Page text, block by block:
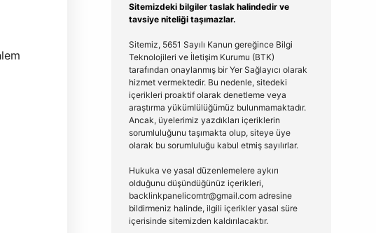
Sitemizdeki bilgiler taslak halindedir ve
tavsiye niteliği taşımazlar.
Sitemiz, 5651 Sayılı Kanun gereğince Bilgi
Teknolojileri ve İletişim Kurumu (BTK)
tarafından onaylanmış bir Yer Sağlayıcı olarak
hizmet vermektedir. Bu nedenle, sitedeki
içerikleri proaktif olarak denetleme veya
araştırma yükümlülüğümüz bulunmamaktadır.
Ancak, üyelerimiz yazdıkları içeriklerin
sorumluluğunu taşımakta olup, siteye üye
olarak bu sorumluluğu kabul etmiş sayılırlar.
Hukuka ve yasal düzenlemelere aykırı
olduğunu düşündüğünüz içerikleri,
backlinkpanelicomtr@gmail.comadresine
bildirmeniz halinde, ilgili içerikler yasal süre
içerisinde sitemizden kaldırılacaktır.